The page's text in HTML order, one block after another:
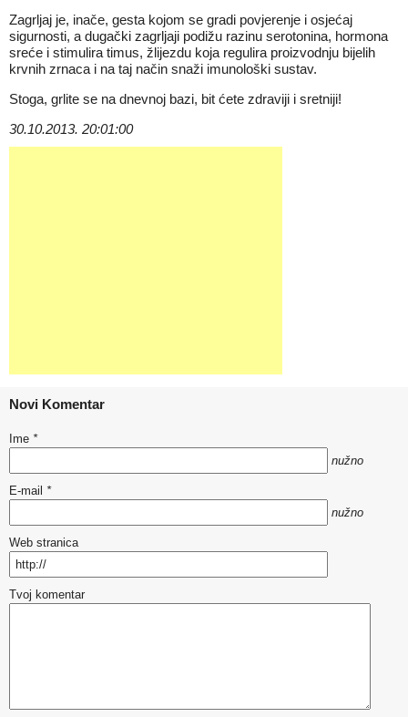
Zagrljaj je, inače, gesta kojom se gradi povjerenje i osjećaj
sigurnosti, a dugački zagrljaji podižu razinu serotonina, hormona
sreće i stimulira timus, žlijezdu koja regulira proizvodnju bijelih
krvnih zrnaca i na taj način snaži imunološki sustav.
Stoga, grlite se na dnevnoj bazi, bit ćete zdraviji i sretniji!
30.10.2013. 20:01:00
Novi Komentar
Ime *
nužno
E-mail *
nužno
Web stranica
Tvoj komentar